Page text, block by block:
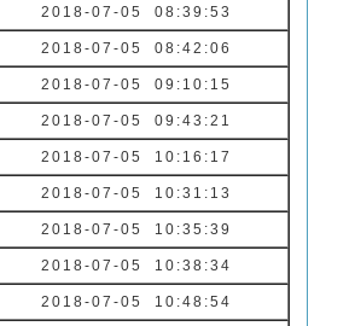
2018-07-05 08:39:53
2018-07-05 08:42:06
2018-07-05 09:10:15
2018-07-05 09:43:21
2018-07-05 10:16:17
2018-07-05 10:31:13
2018-07-05 10:35:39
2018-07-05 10:38:34
2018-07-05 10:48:54